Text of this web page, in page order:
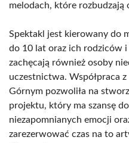
melodach, które rozbudzają
Spektakl jest kierowany do
do 10 lat oraz ich rodziców
zachęcają również osoby
uczestnictwa. Współpraca
Górnym pozwoliła na
projektu, który ma szansę
niezapomnianych emocji
zarezerwować czas na to